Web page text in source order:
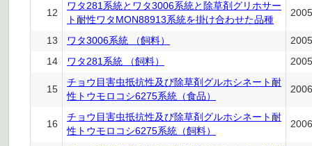
12
ワタ281系統とワタ3006系統と除草剤グリホサー
ト耐性ワタMON88913系統を掛け合わせた品種
13 ワタ3006系統 （飼料）
14
ワタ281系統 （飼料）
15
チョウ目害虫抵抗性及び除草剤グルホシネート耐
性トウモロコシ6275系統（食品）
16
チョウ目害虫抵抗性及び除草剤グルホシネート耐
性トウモロコシ6275系統（飼料）